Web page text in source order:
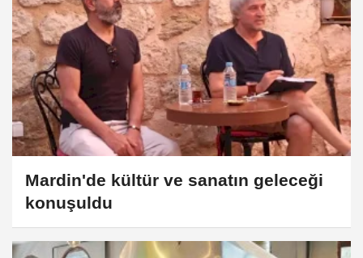
Mardin'de kültür ve sanatın geleceği
konuşuldu